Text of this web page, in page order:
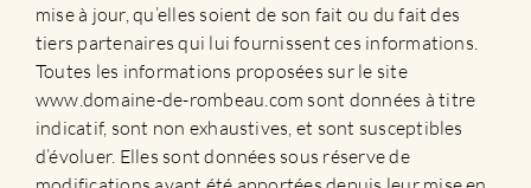
mise à jour, qu’elles soient de son fait ou du fait des
tiers partenaires qui lui fournissent ces informations.
Toutes les informations proposées sur le site
www.domaine-de-rombeau.com sont données à titre
indicatif, sont non exhaustives, et sont susceptibles
d’évoluer. Elles sont données sous réserve de